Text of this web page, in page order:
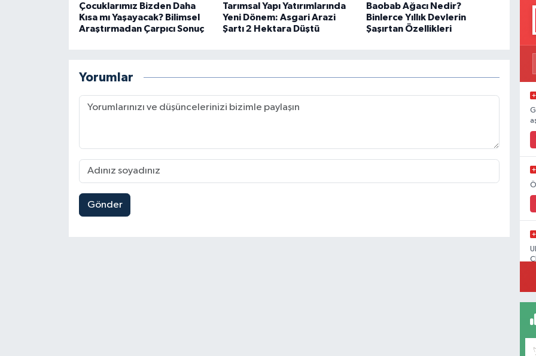
Çocuklarımız Bizden Daha
Kısa mı Yaşayacak? Bilimsel
Araştırmadan Çarpıcı Sonuç
Tarımsal Yapı Yatırımlarında
Yeni Dönem: Asgari Arazi
Şartı 2 Hektara Düştü
Baobab Ağacı Nedir?
Binlerce Yıllık Devlerin
Şaşırtan Özellikleri
Yorumlar
Gönder